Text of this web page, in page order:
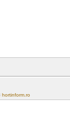
hortinform.ro